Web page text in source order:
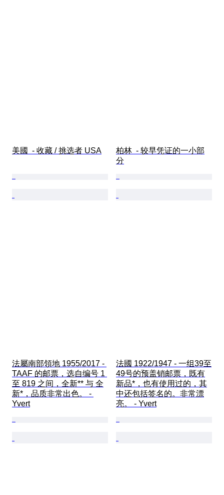
美國  - 收藏 / 挑选者 USA
柏林  - 较早凭证的一小部
分
法屬南部領地 1955/2017 -
TAAF 的邮票，选自编号 1
至 819 之间，全新** 与 全
新*，品质非常出色。 -
Yvert
法國 1922/1947 - 一组39至
49号的预盖销邮票，既有
新品*，也有使用过的，其
中还包括签名的。非常漂
亮。 - Yvert